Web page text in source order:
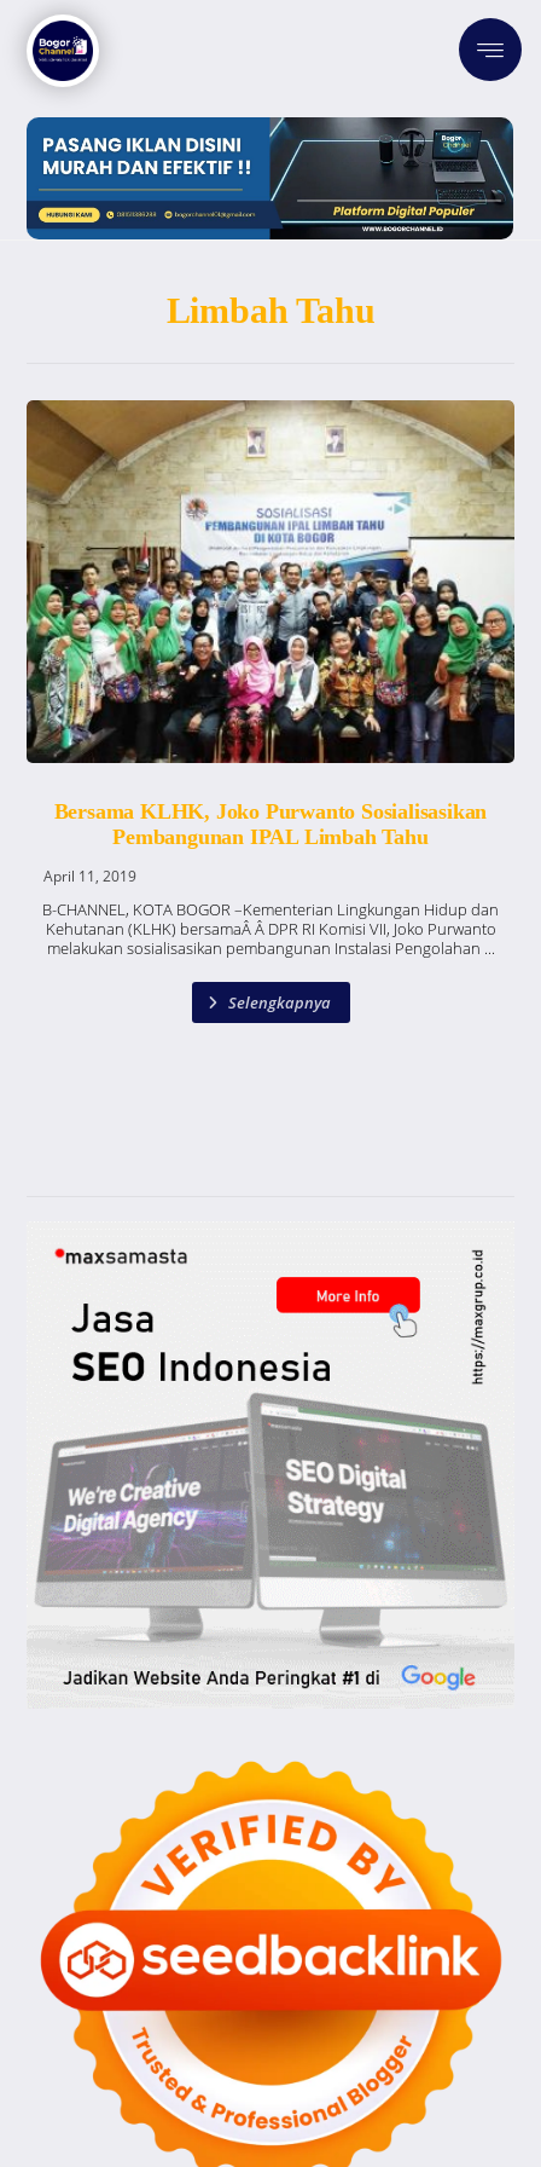
Limbah Tahu
Bersama KLHK, Joko Purwanto Sosialisasikan
Pembangunan IPAL Limbah Tahu
April 11, 2019
B-CHANNEL, KOTA BOGOR –Kementerian Lingkungan Hidup dan
Kehutanan (KLHK) bersamaÂ Â DPR RI Komisi VII, Joko Purwanto
melakukan sosialisasikan pembangunan Instalasi Pengolahan ...
Selengkapnya